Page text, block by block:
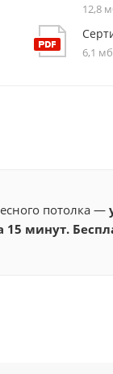
12,8
6,1 мб
потолка —
минут.